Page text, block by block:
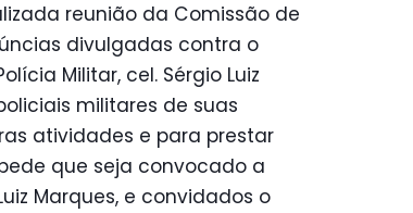
reunião da Comissão de
divulgadas contra o
Militar, cel. Sérgio Luiz
militares de suas
atividades e para prestar
que seja convocado a
Marques, e convidados o